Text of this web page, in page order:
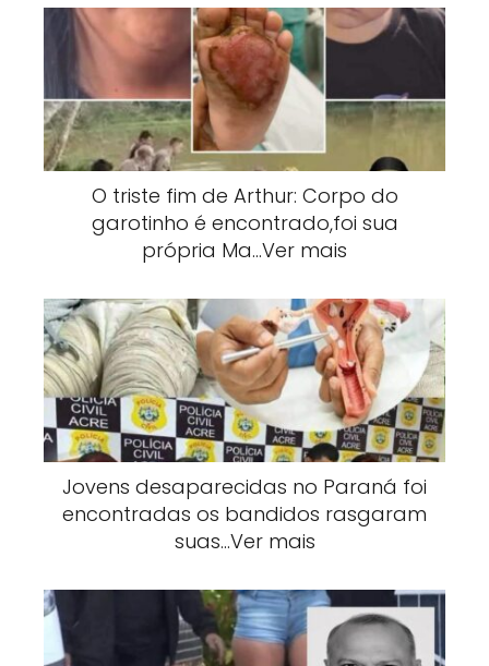
O triste fim de Arthur: Corpo do
garotinho é encontrado,foi sua
própria Ma…Ver mais
Jovens desaparecidas no Paraná foi
encontradas os bandidos rasgaram
suas…Ver mais